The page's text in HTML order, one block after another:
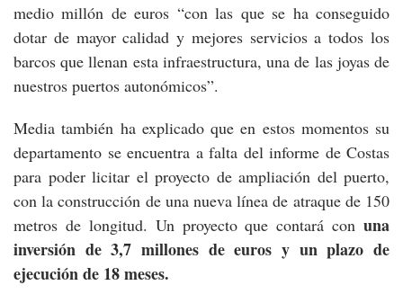
medio millón de euros “con las que se ha conseguido
dotar de mayor calidad y mejores servicios a todos los
barcos que llenan esta infraestructura, una de las joyas de
nuestros puertos autonómicos”.
Media también ha explicado que en estos momentos su
departamento se encuentra a falta del informe de Costas
para poder licitar el proyecto de ampliación del puerto,
con la construcción de una nueva línea de atraque de 150
metros de longitud. Un proyecto que contará con una
inversión de 3,7 millones de euros y un plazo de
ejecución de 18 meses.